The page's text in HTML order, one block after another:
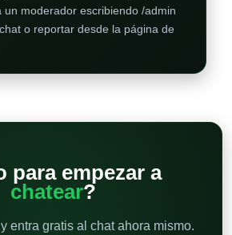
un moderador escribiendo /admin
o reportar desde la página de
para empezar a
chatear?
entra gratis al chat ahora mismo.